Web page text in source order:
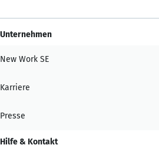
Unternehmen
New Work SE
Karriere
Presse
Hilfe & Kontakt